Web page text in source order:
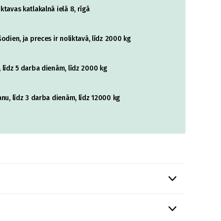
katlakalnā ielā 8, rīgā
ja preces ir noliktavā, līdz 2000 kg
5 darba dienām, līdz 2000 kg
līdz 3 darba dienām, līdz 12000 kg